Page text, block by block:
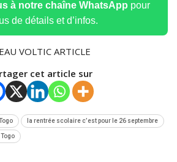
à notre chaîne WhatsApp pour
de détails et d’infos.
cet article sur
la rentrée scolaire c’est pour le 26 septembre